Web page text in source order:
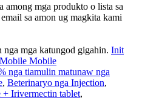
among mga produkto o lista sa
sa amon ug magkita kami
mga katungod gigahin. Init
Mobile Mobile
nga tiamulin matunaw nga
, Beterinaryo nga Injection,
+ Irivermectin tablet,